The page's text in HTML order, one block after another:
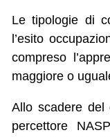
Le tipologie di
l’esito
compreso
maggiore o
Allo scadere del
percettore